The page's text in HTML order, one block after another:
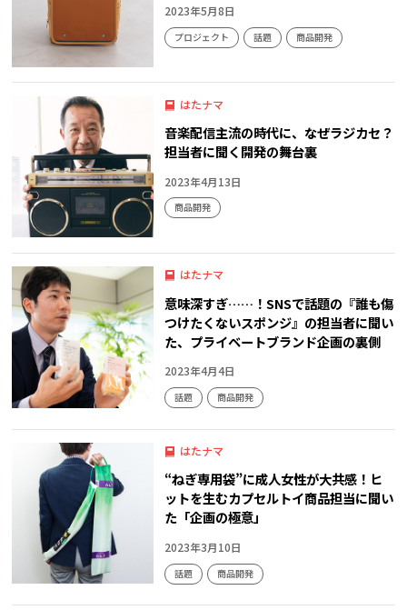
2023年5月8日
プロジェクト 話題 商品開発
はたナマ
音楽配信主流の時代に、なぜラジカセ？
担当者に聞く開発の舞台裏
2023年4月13日
商品開発
はたナマ
意味深すぎ……！SNSで話題の『誰も傷
つけたくないスポンジ』の担当者に聞い
た、プライベートブランド企画の裏側
2023年4月4日
話題 商品開発
はたナマ
“ねぎ専用袋”に成人女性が大共感！ヒ
ットを生むカプセルトイ商品担当に聞い
た「企画の極意」
2023年3月10日
話題 商品開発